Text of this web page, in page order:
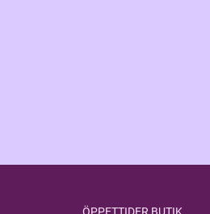
ÖPPETTIDER BUTIK